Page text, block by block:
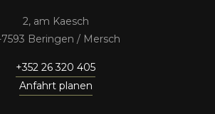
2, am Kaesch
7593 Beringen / Mersch
+352 26 320 405
Anfahrt planen